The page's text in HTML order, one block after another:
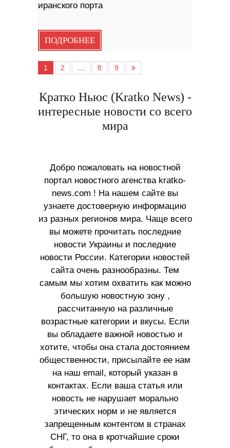
иранского порта
ПОДРОБНЕЕ
1 2 8 9
Кратко Ньюс (Kratko News) -
интересные новости со всего
мира
Добро пожаловать на новостной
портал новостного агенства kratko-
news.com ! На нашем сайте вы
узнаете достоверную информацию
из разных регионов мира. Чаще всего
вы можете прочитать последние
новости Украины и последние
новости России. Категории новостей
сайта очень разнообразны. Тем
самым мы хотим охватить как можно
большую новостную зону ,
рассчитанную на различные
возрастные категории и вкусы. Если
вы обладаете важной новостью и
хотите, чтобы она стала достоянием
общественности, присылайте ее нам
на наш email, который указан в
контактах. Если ваша статья или
новость не нарушает морально
этических норм и не является
запрещенным контентом в странах
СНГ, то она в кротчайшие сроки